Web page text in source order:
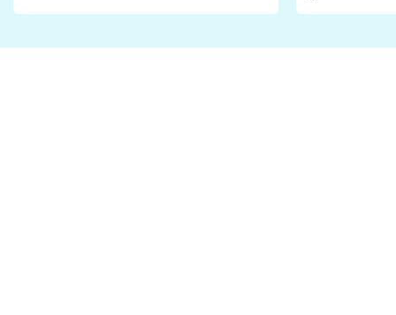
Proč je podle nich falešná a
fanoušci